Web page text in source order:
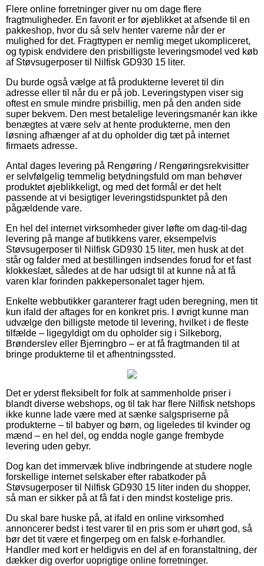
Flere online forretninger giver nu om dage flere
fragtmuligheder. En favorit er for øjeblikket at afsende til en
pakkeshop, hvor du så selv henter varerne når der er
mulighed for det. Fragttypen er nemlig meget ukompliceret,
og typisk endvidere den prisbilligste leveringsmodel ved køb
af Støvsugerposer til Nilfisk GD930 15 liter.
Du burde også vælge at få produkterne leveret til din
adresse eller til når du er på job. Leveringstypen viser sig
oftest en smule mindre prisbillig, men på den anden side
super bekvem. Den mest betalelige leveringsmanér kan ikke
benægtes at være selv at hente produkterne, men den
løsning afhænger af at du opholder dig tæt på internet
firmaets adresse.
Antal dages levering på Rengøring / Rengøringsrekvisitter
er selvfølgelig temmelig betydningsfuld om man behøver
produktet øjeblikkeligt, og med det formål er det helt
passende at vi besigtiger leveringstidspunktet på den
pågældende vare.
En hel del internet virksomheder giver løfte om dag-til-dag
levering på mange af butikkens varer, eksempelvis
Støvsugerposer til Nilfisk GD930 15 liter, men husk at det
står og falder med at bestillingen indsendes forud for et fast
klokkeslæt, således at de har udsigt til at kunne nå at få
varen klar forinden pakkepersonalet tager hjem.
Enkelte webbutikker garanterer fragt uden beregning, men tit
kun ifald der aftages for en konkret pris. I øvrigt kunne man
udvælge den billigste metode til levering, hvilket i de fleste
tilfælde – ligegyldigt om du opholder sig i Silkeborg,
Brønderslev eller Bjerringbro – er at få fragtmanden til at
bringe produkterne til et afhentningssted.
Det er yderst fleksibelt for folk at sammenholde priser i
blandt diverse webshops, og til tak har flere Nilfisk netshops
ikke kunne lade være med at sænke salgspriserne på
produkterne – til babyer og børn, og ligeledes til kvinder og
mænd – en hel del, og endda nogle gange frembyde
levering uden gebyr.
Dog kan det immervæk blive indbringende at studere nogle
forskellige internet selskaber efter rabatkoder på
Støvsugerposer til Nilfisk GD930 15 liter inden du shopper,
så man er sikker på at få fat i den mindst kostelige pris.
Du skal bare huske på, at ifald en online virksomhed
annoncerer bedst i test varer til en pris som er uhørt god, så
bør det tit være et fingerpeg om en falsk e-forhandler.
Handler med kort er heldigvis en del af en foranstaltning, der
dækker dig overfor uoprigtige online forretninger.